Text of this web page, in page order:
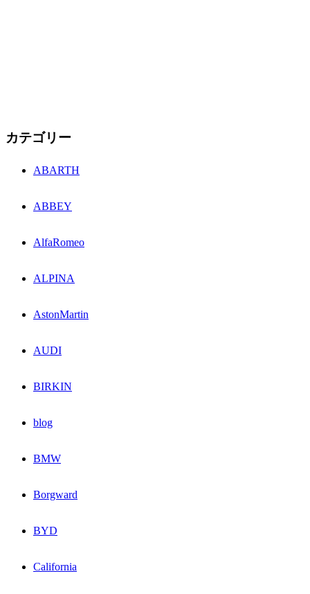
カテゴリー
ABARTH
ABBEY
AlfaRomeo
ALPINA
AstonMartin
AUDI
BIRKIN
blog
BMW
Borgward
BYD
California